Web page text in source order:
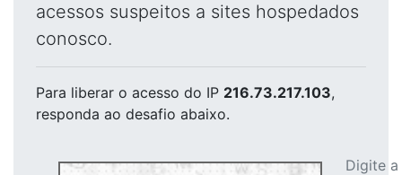
acessos suspeitos a sites hospedados
conosco.
Para liberar o acesso do IP 216.73.217.103,
responda ao desafio abaixo.
Digite